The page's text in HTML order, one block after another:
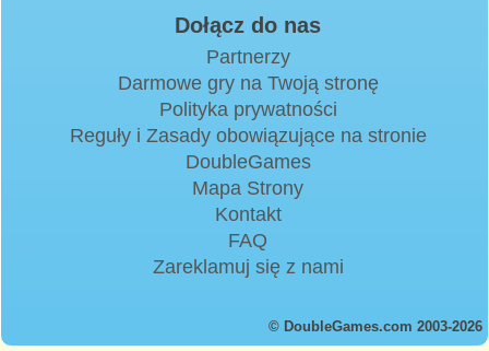
Dołącz do nas
Partnerzy
Darmowe gry na Twoją stronę
Polityka prywatności
Reguły i Zasady obowiązujące na stronie
DoubleGames
Mapa Strony
Kontakt
FAQ
Zareklamuj się z nami
© DoubleGames.com 2003-2026